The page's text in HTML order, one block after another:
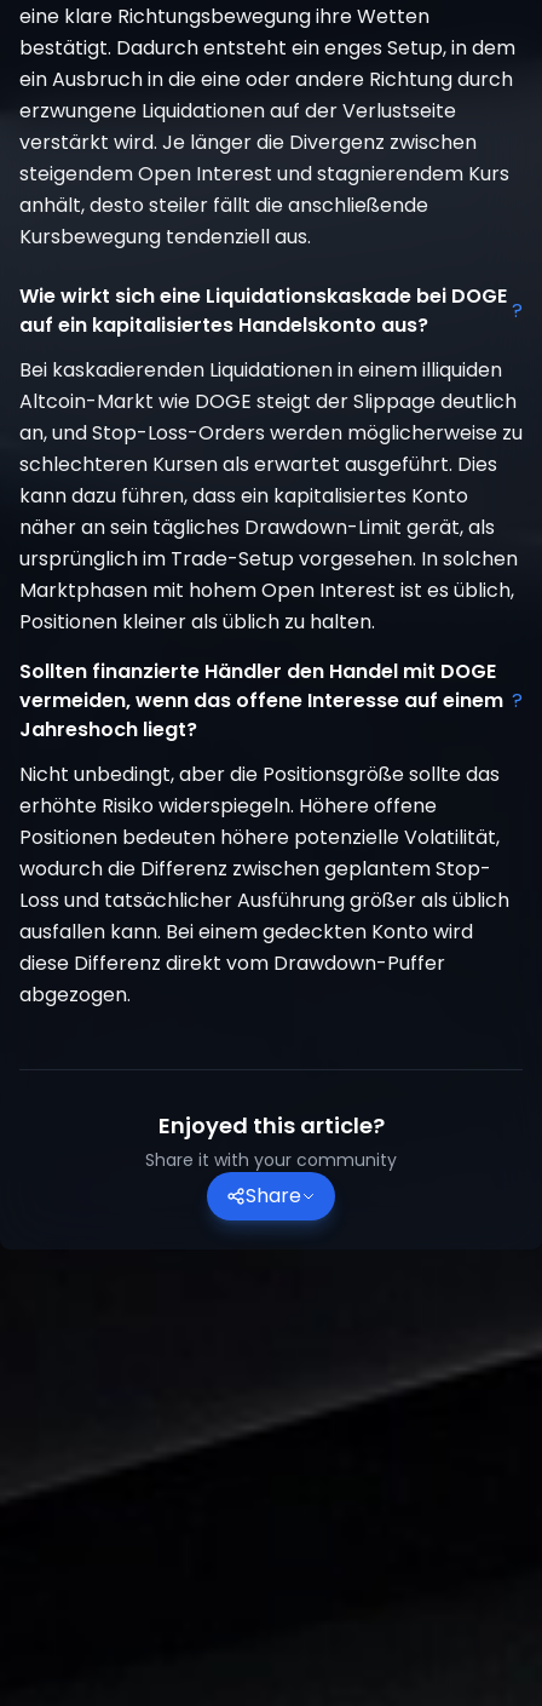
eine klare Richtungsbewegung ihre Wetten
bestätigt. Dadurch entsteht ein enges Setup, in dem
ein Ausbruch in die eine oder andere Richtung durch
erzwungene Liquidationen auf der Verlustseite
verstärkt wird. Je länger die Divergenz zwischen
steigendem Open Interest und stagnierendem Kurs
anhält, desto steiler fällt die anschließende
Kursbewegung tendenziell aus.
Wie wirkt sich eine Liquidationskaskade bei DOGE
auf ein kapitalisiertes Handelskonto aus?
?
Bei kaskadierenden Liquidationen in einem illiquiden
Altcoin-Markt wie DOGE steigt der Slippage deutlich
an, und Stop-Loss-Orders werden möglicherweise zu
schlechteren Kursen als erwartet ausgeführt. Dies
kann dazu führen, dass ein kapitalisiertes Konto
näher an sein tägliches Drawdown-Limit gerät, als
ursprünglich im Trade-Setup vorgesehen. In solchen
Marktphasen mit hohem Open Interest ist es üblich,
Positionen kleiner als üblich zu halten.
Sollten finanzierte Händler den Handel mit DOGE
vermeiden, wenn das offene Interesse auf einem
Jahreshoch liegt?
?
Nicht unbedingt, aber die Positionsgröße sollte das
erhöhte Risiko widerspiegeln. Höhere offene
Positionen bedeuten höhere potenzielle Volatilität,
wodurch die Differenz zwischen geplantem Stop-
Loss und tatsächlicher Ausführung größer als üblich
ausfallen kann. Bei einem gedeckten Konto wird
diese Differenz direkt vom Drawdown-Puffer
abgezogen.
Enjoyed this article?
Share it with your community
Share